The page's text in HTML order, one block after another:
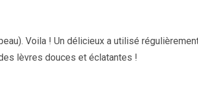
Voila ! Un délicieux a utilisé
lèvres douces et éclatantes !